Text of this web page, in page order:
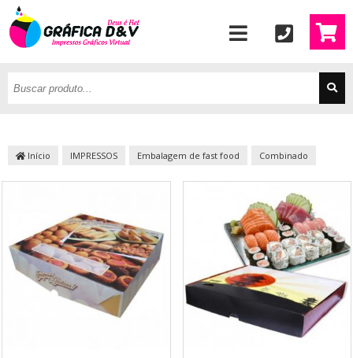
Início IMPRESSOS Embalagem de fast food Combinado